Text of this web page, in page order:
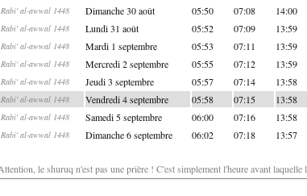
al-awwal 1448 Dimanche 30 août 05:50 07:08 14:00
al-awwal 1448 Lundi 31 août 05:52 07:09 13:59
al-awwal 1448 Mardi 1 septembre 05:53 07:11 13:59
al-awwal 1448 Mercredi 2 septembre 05:55 07:12 13:59
al-awwal 1448 Jeudi 3 septembre 05:57 07:14 13:58
al-awwal 1448 Vendredi 4 septembre 05:58 07:15 13:58
al-awwal 1448 Samedi 5 septembre 06:00 07:16 13:58
al-awwal 1448 Dimanche 6 septembre 06:02 07:18 13:57
le shuruq n'est pas une prière ! C'est simplement l'heure avant